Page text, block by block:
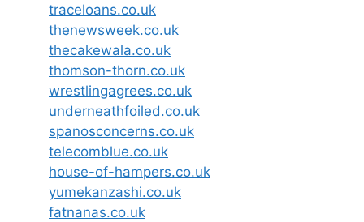
traceloans.co.uk
thenewsweek.co.uk
thecakewala.co.uk
thomson-thorn.co.uk
wrestlingagrees.co.uk
underneathfoiled.co.uk
spanosconcerns.co.uk
telecomblue.co.uk
house-of-hampers.co.uk
yumekanzashi.co.uk
fatnanas.co.uk